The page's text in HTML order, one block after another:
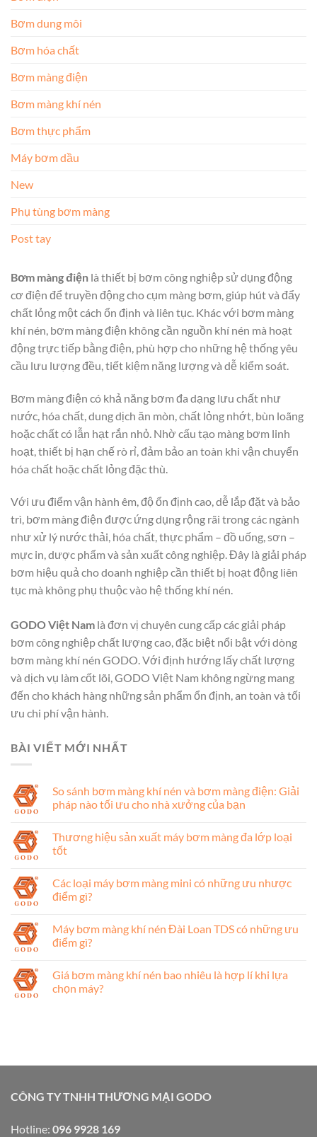
Bơm dung môi
Bơm hóa chất
Bơm màng điện
Bơm màng khí nén
Bơm thực phẩm
Máy bơm dầu
New
Phụ tùng bơm màng
Post tay
Bơm màng điện là thiết bị bơm công nghiệp sử dụng động
cơ điện để truyền động cho cụm màng bơm, giúp hút và đẩy
chất lỏng một cách ổn định và liên tục. Khác với bơm màng
khí nén, bơm màng điện không cần nguồn khí nén mà hoạt
động trực tiếp bằng điện, phù hợp cho những hệ thống yêu
cầu lưu lượng đều, tiết kiệm năng lượng và dễ kiểm soát.
Bơm màng điện có khả năng bơm đa dạng lưu chất như
nước, hóa chất, dung dịch ăn mòn, chất lỏng nhớt, bùn loãng
hoặc chất có lẫn hạt rắn nhỏ. Nhờ cấu tạo màng bơm linh
hoạt, thiết bị hạn chế rò rỉ, đảm bảo an toàn khi vận chuyển
hóa chất hoặc chất lỏng đặc thù.
Với ưu điểm vận hành êm, độ ổn định cao, dễ lắp đặt và bảo
trì, bơm màng điện được ứng dụng rộng rãi trong các ngành
như xử lý nước thải, hóa chất, thực phẩm – đồ uống, sơn –
mực in, dược phẩm và sản xuất công nghiệp. Đây là giải pháp
bơm hiệu quả cho doanh nghiệp cần thiết bị hoạt động liên
tục mà không phụ thuộc vào hệ thống khí nén.
GODO Việt Nam là đơn vị chuyên cung cấp các giải pháp
bơm công nghiệp chất lượng cao, đặc biệt nổi bật với dòng
bơm màng khí nén GODO. Với định hướng lấy chất lượng
và dịch vụ làm cốt lõi, GODO Việt Nam không ngừng mang
đến cho khách hàng những sản phẩm ổn định, an toàn và tối
ưu chi phí vận hành.
BÀI VIẾT MỚI NHẤT
So sánh bơm màng khí nén và bơm màng điện: Giải
pháp nào tối ưu cho nhà xưởng của bạn
Thương hiệu sản xuất máy bơm màng đa lớp loại
tốt
Các loại máy bơm màng mini có những ưu nhược
điểm gì?
Máy bơm màng khí nén Đài Loan TDS có những ưu
điểm gì?
Giá bơm màng khí nén bao nhiêu là hợp lí khi lựa
chọn máy?
CÔNG TY TNHH THƯƠNG MẠI GODO
Hotline: 096 9928 169